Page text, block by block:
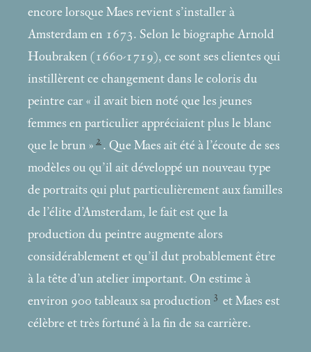
encore lorsque Maes revient s’installer à
Amsterdam en 1673. Selon le biographe Arnold
Houbraken (1660-1719), ce sont ses clientes qui
instillèrent ce changement dans le coloris du
peintre car « il avait bien noté que les jeunes
femmes en particulier appréciaient plus le blanc
que le brun » 2 . Que Maes ait été à l’écoute de ses
modèles ou qu’il ait développé un nouveau type
de portraits qui plut particulièrement aux familles
de l’élite d’Amsterdam, le fait est que la
production du peintre augmente alors
considérablement et qu’il dut probablement être
à la tête d’un atelier important. On estime à
environ 900 tableaux sa production 3 et Maes est
célèbre et très fortuné à la fin de sa carrière.